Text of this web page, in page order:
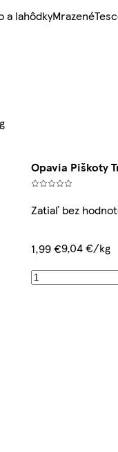
a lahôdkyMrazené
Opavia Piškoty
Zatiaľ bez
1,99 €9,04 €/kg